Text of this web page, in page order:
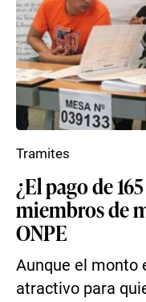
¿El pago de
miembros de
ONPE
Aunque el monto
atractivo para
Tramites